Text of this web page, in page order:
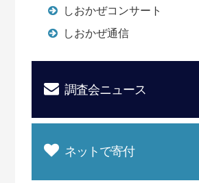
しおかぜコンサート
しおかぜ通信
調査会ニュース
ネットで寄付